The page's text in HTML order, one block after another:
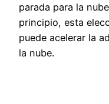
parada para la
principio, esta
puede acelerar la
la nube.